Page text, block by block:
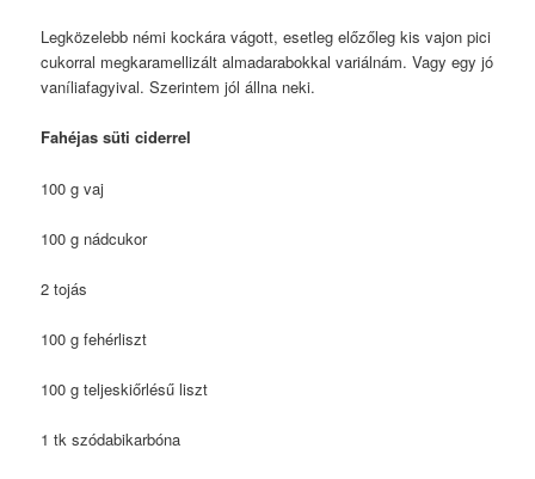
Legközelebb némi kockára vágott, esetleg előzőleg kis vajon pici
cukorral megkaramellizált almadarabokkal variálnám. Vagy egy jó
vaníliafagyival. Szerintem jól állna neki.
Fahéjas süti ciderrel
100 g vaj
100 g nádcukor
2 tojás
100 g fehérliszt
100 g teljeskiőrlésű liszt
1 tk szódabikarbóna